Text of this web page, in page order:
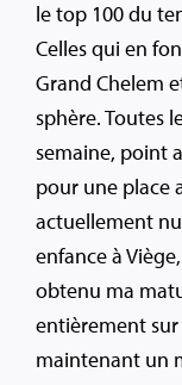
le top 100 du
Celles qui en
Grand Chelem
sphère. Toutes
semaine, point
pour une place
actuellement
enfance à
obtenu ma
entièrement
maintenant un